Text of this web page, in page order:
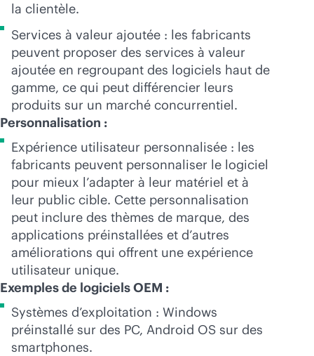
la clientèle.
Services à valeur ajoutée : les fabricants
peuvent proposer des services à valeur
ajoutée en regroupant des logiciels haut de
gamme, ce qui peut différencier leurs
produits sur un marché concurrentiel.
Personnalisation :
Expérience utilisateur personnalisée : les
fabricants peuvent personnaliser le logiciel
pour mieux l’adapter à leur matériel et à
leur public cible. Cette personnalisation
peut inclure des thèmes de marque, des
applications préinstallées et d’autres
améliorations qui offrent une expérience
utilisateur unique.
Exemples de logiciels OEM :
Systèmes d’exploitation : Windows
préinstallé sur des PC, Android OS sur des
smartphones.